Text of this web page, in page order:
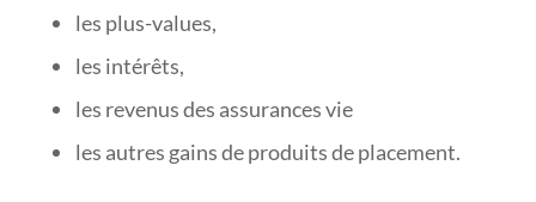
les plus-values,
les intérêts,
les revenus des assurances vie
les autres gains de produits de placement.